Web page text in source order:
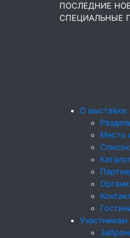
ПОСЛЕДНИЕ
СПЕЦИАЛЬНЫЕ
О выставке
Место
Участникам